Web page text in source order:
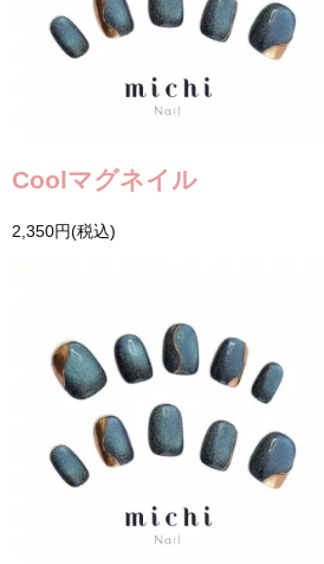
Coolマグネイル
2,350円(税込)